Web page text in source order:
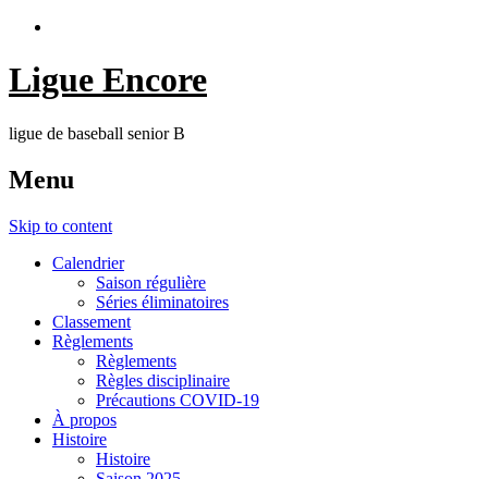
Ligue Encore
ligue de baseball senior B
Menu
Skip to content
Calendrier
Saison régulière
Séries éliminatoires
Classement
Règlements
Règlements
Règles disciplinaire
Précautions COVID-19
À propos
Histoire
Histoire